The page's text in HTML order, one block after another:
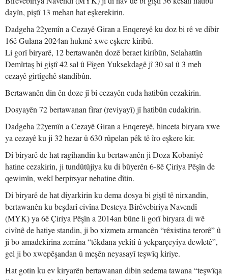
dayîn, piştî 13 mehan hat eşkerekirin.
Dadgeha 22yemîn a Cezayê Giran a Enqereyê ku doz bi rê ve dibir
16ê Gulana 2024an hukmê xwe eşkere kiribû.
Li gorî biryarê, 12 bertawanên dozê beraet kiribûn, Selahattîn
Demîrtaş bi giştî 42 sal û Fîgen Yuksekdagê jî 30 sal û 3 meh
cezayê girtîgehê standibûn.
Bertawanên din ên doze jî bi cezayên cuda hatibûn cezakirin.
Dosyayên 72 bertawanan firar (reviyayî) jî hatibûn cudakirin.
Dadgeha 22yemîn a Cezayê Giran a Enqereyê, hinceta biryara xwe
ya cezayê ku ji 32 hezar û 630 rûpelan pêk tê îro eşkere kir.
Di biryarê de hat ragihandin ku bertawanên ji Doza Kobaniyê
hatine cezakirin, ji tundûtûjiya ku di bûyerên 6-8ê Çiriya Pêşîn de
qewimîn, wekî berpirsyar nehatine dîtin.
Di biryarê de hat diyarkirin ku dema dosya bi giştî tê nirxandin,
bertawanên ku beşdarî civîna Desteya Birêvebiriya Navendî
(MYK) ya 6ê Çiriya Pêşîn a 2014an bûne li gorî biryara di wê
civînê de hatiye standin, ji bo xizmeta armancên “rêxistina terorê” û
ji bo amadekirina zemîna “têkdana yekîtî û yekparçeyiya dewletê”,
gel ji bo xwepêşandan û meşên neyasayî teşwîq kiriye.
Hat gotin ku ev kiryarên bertawanan dibin sedema tawana “teşwîqa